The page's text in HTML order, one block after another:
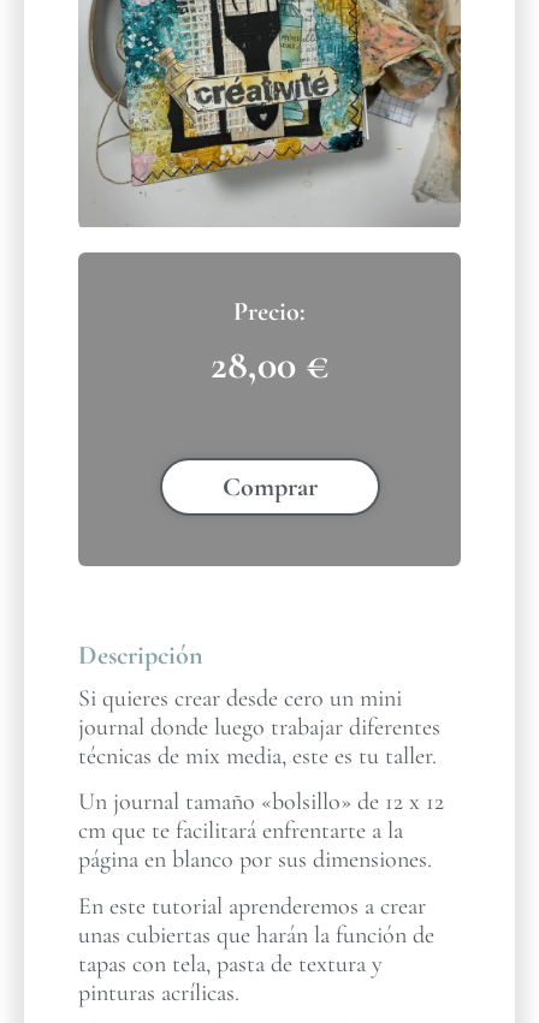
28,00 €
Comprar
Descripción
Si quieres crear desde cero un mini
journal donde luego trabajar diferentes
técnicas de mix media, este es tu taller.
Un journal tamaño «bolsillo» de 12 x 12
cm que te facilitará enfrentarte a la
página en blanco por sus dimensiones.
En este tutorial aprenderemos a crear
unas cubiertas que harán la función de
tapas con tela, pasta de textura y
pinturas acrílicas.